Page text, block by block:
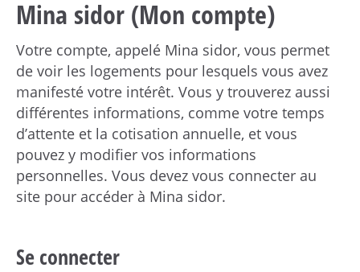
Mina sidor (Mon compte)
Votre compte, appelé Mina sidor, vous permet
de voir les logements pour lesquels vous avez
manifesté votre intérêt. Vous y trouverez aussi
différentes informations, comme votre temps
d’attente et la cotisation annuelle, et vous
pouvez y modifier vos informations
personnelles. Vous devez vous connecter au
site pour accéder à Mina sidor.
Se connecter